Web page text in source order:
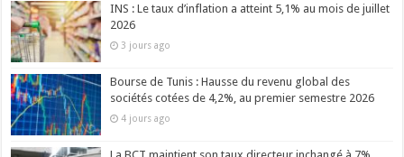
INS : Le taux d’inflation a atteint 5,1% au mois de juillet
2026
3 jours ago
Bourse de Tunis : Hausse du revenu global des
sociétés cotées de 4,2%, au premier semestre 2026
4 jours ago